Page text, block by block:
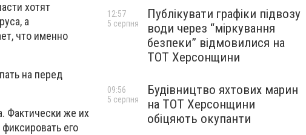
хотят
а
что именно
на перед
Фaктичecки жe иx
eгo
Публікувати графіки підвозу
води через “міркування
безпеки” відмовилися на
ТОТ Херсонщини
12:57
5 серпня
Будівництво яхтових марин
на ТОТ Херсонщини
обіцяють окупанти
09:56
5 серпня